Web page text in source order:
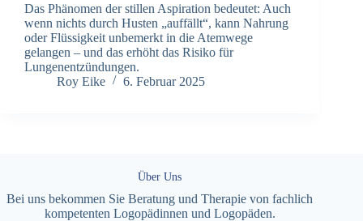
Das Phänomen der stillen Aspiration bedeutet: Auch
wenn nichts durch Husten „auffällt“, kann Nahrung
oder Flüssigkeit unbemerkt in die Atemwege
gelangen – und das erhöht das Risiko für
Lungenentzündungen.
Roy Eike
6. Februar 2025
Über Uns
Bei uns bekommen Sie Beratung und Therapie von fachlich
kompetenten Logopädinnen und Logopäden.